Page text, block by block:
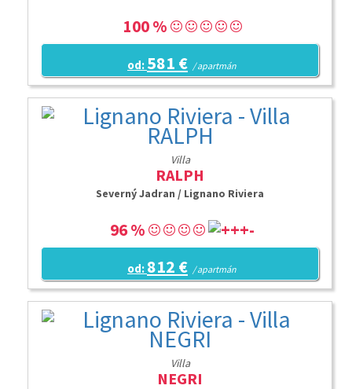
100 %
od: 581 € / apartmán
Villa
RALPH
Severný Jadran / Lignano Riviera
96 %
od: 812 € / apartmán
Villa
NEGRI